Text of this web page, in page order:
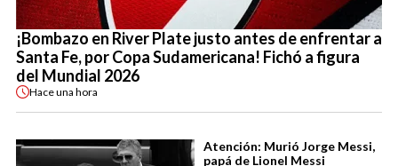
¡Bombazo en River Plate justo antes de enfrentar a
Santa Fe, por Copa Sudamericana! Fichó a figura
del Mundial 2026
Haceuna hora
Atención: Murió Jorge Messi,
papá de Lionel Messi